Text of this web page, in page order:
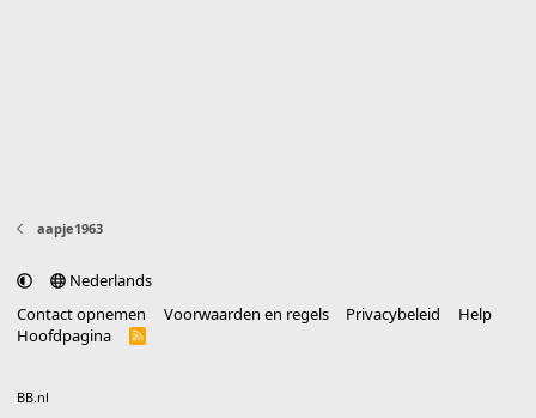
aapje1963
Nederlands
Contact opnemen
Voorwaarden en regels Privacybeleid
Help
Hoofdpagina
R
BB.nl